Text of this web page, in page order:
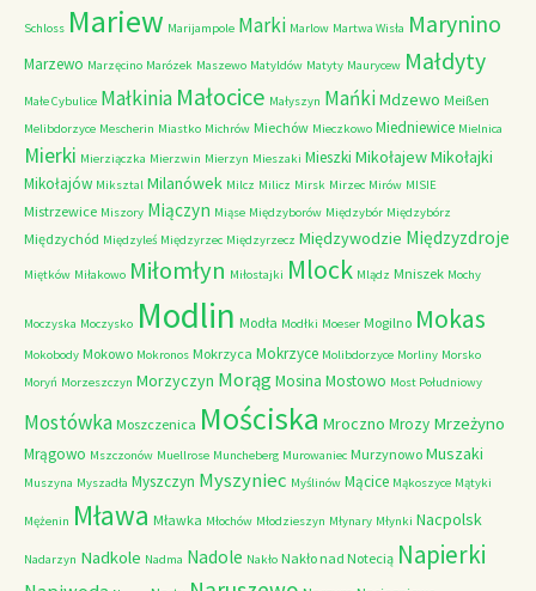
Schloss Mariew Marijampole Marki Marlow Martwa Wisła Marynino
Marzewo Marzęcino Marózek Maszewo Matyldów Matyty Maurycew Małdyty
Małe Cybulice Małkinia Małocice Małyszyn MańkiMdzewo Meißen
Melibdorzyce Mescherin Miastko Michrów Miechów Mieczkowo Miedniewice Mielnica
Mierki Mierziączka Mierzwin Mierzyn Mieszaki Mieszki MikołajewMikołajki
Mikołajów Miksztal Milanówek Milcz Milicz Mirsk Mirzec Mirów MISIE
Mistrzewice Miszory Miączyn Miąse Międzyborów Międzybór Międzybórz
Międzychód Międzyleś Międzyrzec Międzyrzecz Międzywodzie Międzyzdroje
Miętków Miłakowo Miłomłyn Miłostajki Mlock Mlądz Mniszek Mochy
Moczyska Moczysko Modlin Modła Modłki Moeser Mogilno Mokas
Mokobody Mokowo Mokronos Mokrzyca Mokrzyce Molibdorzyce Morliny Morsko
Moryń Morzeszczyn Morzyczyn MorągMosina Mostowo Most Południowy
Mostówka Moszczenica Mościska Mroczno Mrozy Mrzeżyno
Mrągowo Mszczonów Muellrose Muncheberg Murowaniec Murzynowo Muszaki
Muszyna Myszadła Myszczyn Myszyniec Myślinów Mącice Mąkoszyce Mątyki
Mężenin Mława Mławka Młochów Młodzieszyn Młynary Młynki Nacpolsk
Nadarzyn Nadkole Nadma Nadole Nakło Nakło nad Notecią Napierki